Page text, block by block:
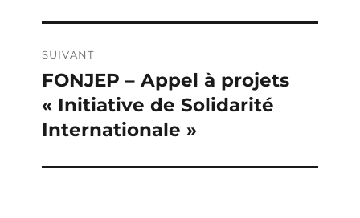
SUIVANT
Publication
suivante :
FONJEP – Appel à projets
« Initiative de Solidarité
Internationale »